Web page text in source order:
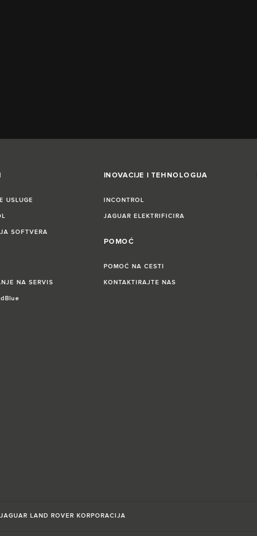
USLUGE
SOFTVERA
NA SERVIS
INOVACIJE I TEHNOLOGIJA
INCONTROL
JAGUAR ELEKTRIFICIRA
POMOĆ
POMOĆ NA CESTI
KONTAKTIRAJTE NAS
JAGUAR LAND ROVER KORPORACIJA